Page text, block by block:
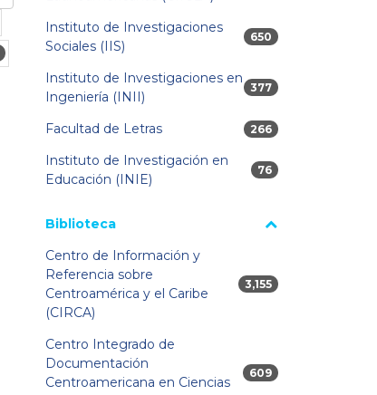
Instituto de Investigaciones
Sociales (IIS)
650 resultados
650
Instituto de Investigaciones en
Ingeniería (INII)
377 resultados
377
Facultad de Letras 266 resultados
266
Instituto de Investigación en
Educación (INIE)
76 resultados
76
Biblioteca
Centro de Información y
Referencia sobre
Centroamérica y el Caribe
(CIRCA)
3,155 resultados
3,155
Centro Integrado de
Documentación
Centroamericana en Ciencias
609 resultados
609